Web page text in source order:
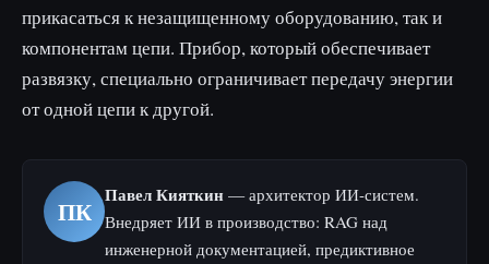
прикасаться к незащищенному оборудованию, так и
компонентам цепи. Прибор, который обеспечивает
развязку, специально ограничивает передачу энергии
от одной цепи к другой.
ПК
Павел Кияткин — архитектор ИИ-систем.
Внедряет ИИ в производство: RAG над
инженерной документацией, предиктивное